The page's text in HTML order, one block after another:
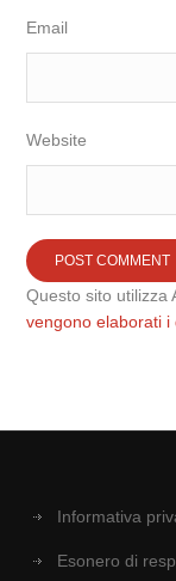
Email
Website
Questo sito
vengono elaborati
Informativa
Esonero di